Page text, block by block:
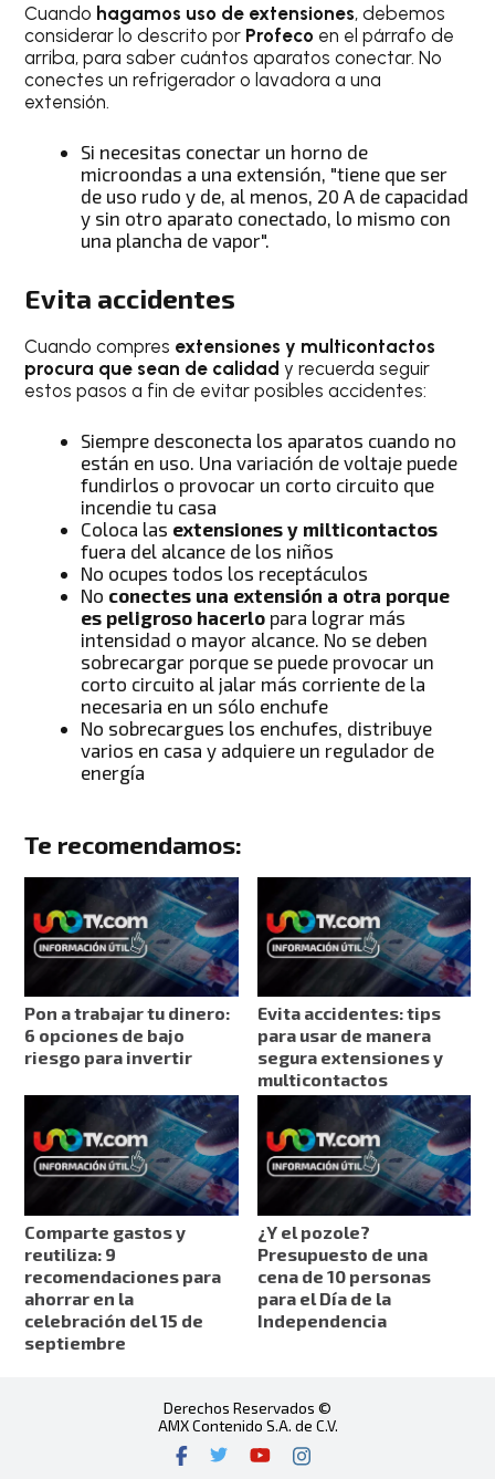
Cuando hagamos uso de extensiones, debemos
considerar lo descrito por Profeco en el párrafo de
arriba, para saber cuántos aparatos conectar. No
conectes un refrigerador o lavadora a una
extensión.
Si necesitas conectar un horno de
microondas a una extensión, "tiene que ser
de uso rudo y de, al menos, 20 A de capacidad
y sin otro aparato conectado, lo mismo con
una plancha de vapor".
Evita accidentes
Cuando compres extensiones y multicontactos
procura que sean de calidad y recuerda seguir
estos pasos a fin de evitar posibles accidentes:
Siempre desconecta los aparatos cuando no
están en uso. Una variación de voltaje puede
fundirlos o provocar un corto circuito que
incendie tu casa
Coloca las extensiones y milticontactos
fuera del alcance de los niños
No ocupes todos los receptáculos
No conectes una extensión a otra porque
es peligroso hacerlo para lograr más
intensidad o mayor alcance. No se deben
sobrecargar porque se puede provocar un
corto circuito al jalar más corriente de la
necesaria en un sólo enchufe
No sobrecargues los enchufes, distribuye
varios en casa y adquiere un regulador de
energía
Te recomendamos:
Pon a trabajar tu dinero:
6 opciones de bajo
riesgo para invertir
Evita accidentes: tips
para usar de manera
segura extensiones y
multicontactos
Comparte gastos y
reutiliza: 9
recomendaciones para
ahorrar en la
celebración del 15 de
septiembre
¿Y el pozole?
Presupuesto de una
cena de 10 personas
para el Día de la
Independencia
Derechos Reservados ©
AMX Contenido S.A. de C.V.